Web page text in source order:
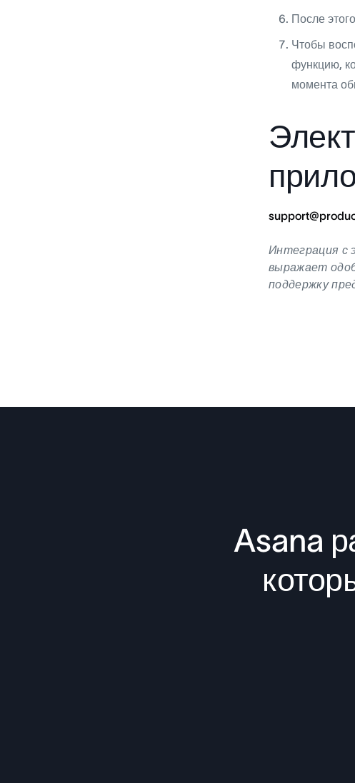
После
Чтобы
функцию,
момента
Интеграция с
выражает
поддержку
Asana